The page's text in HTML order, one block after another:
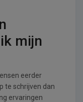
mijn
eerder
te schrijven dan
ervaringen